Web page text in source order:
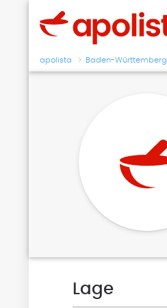
apolista Baden-Württemberg
Lage